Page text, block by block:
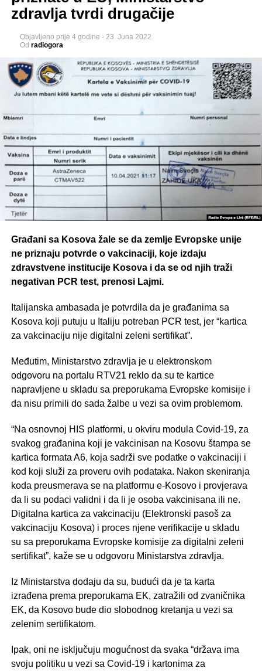
zdravlja tvrdi drugačije
Objavljeno prije 4 godine - 23. Juna 2022.
Od radiogora
Građani sa Kosova žale se da zemlje Evropske unije
ne priznaju potvrde o vakcinaciji, koje izdaju
zdravstvene institucije Kosova i da se od njih traži
negativan PCR test, prenosi Lajmi.
Italijanska ambasada je potvrdila da je građanima sa
Kosova koji putuju u Italiju potreban PCR test, jer “kartica
za vakcinaciju nije digitalni zeleni sertifikat”.
Međutim, Ministarstvo zdravlja je u elektronskom
odgovoru na portalu RTV21 reklo da su te kartice
napravljene u skladu sa preporukama Evropske komisije i
da nisu primili do sada žalbe u vezi sa ovim problemom.
“Na osnovnoj HIS platformi, u okviru modula Covid-19, za
svakog građanina koji je vakcinisan na Kosovu štampa se
kartica formata A6, koja sadrži sve podatke o vakcinaciji i
kod koji služi za proveru ovih podataka. Nakon skeniranja
koda preusmerava se na platformu e-Kosovo i provjerava
da li su podaci validni i da li je osoba vakcinisana ili ne.
Digitalna kartica za vakcinaciju (Elektronski pasoš za
vakcinaciju Kosova) i proces njene verifikacije u skladu
su sa preporukama Evropske komisije za digitalni zeleni
sertifikat”, kaže se u odgovoru Ministarstva zdravlja.
Iz Ministarstva dodaju da su, budući da je ta karta
izrađena prema preporukama EK, zatražili od zvaničnika
EK, da Kosovo bude dio slobodnog kretanja u vezi sa
zelenim sertifikatom.
Ipak, oni ne isključuju mogućnost da svaka “država ima
svoju politiku u vezi sa Covid-19 i kartonima za